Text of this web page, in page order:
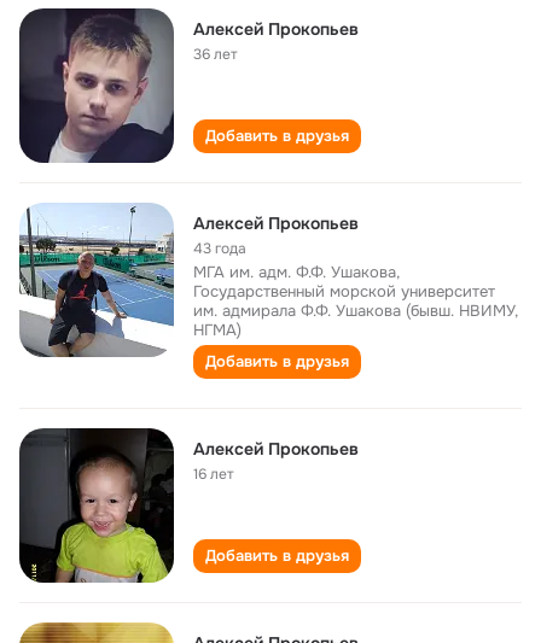
Алексей Прокопьев
36 лет
Добавить в друзья
Алексей Прокопьев
43 года
МГА им. адм. Ф.Ф. Ушакова,
Государственный морской университет
им. адмирала Ф.Ф. Ушакова (бывш. НВИМУ,
НГМА)
Добавить в друзья
Алексей Прокопьев
16 лет
Добавить в друзья